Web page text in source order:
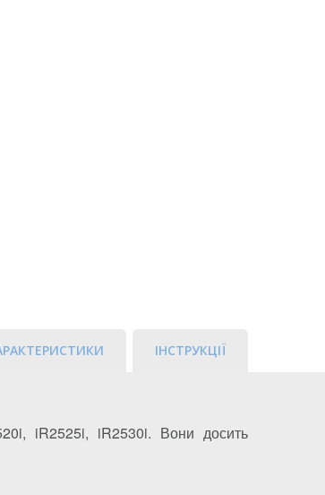
ІНСТРУКЦІЇ
iR2525i, iR2530i. Вони досить